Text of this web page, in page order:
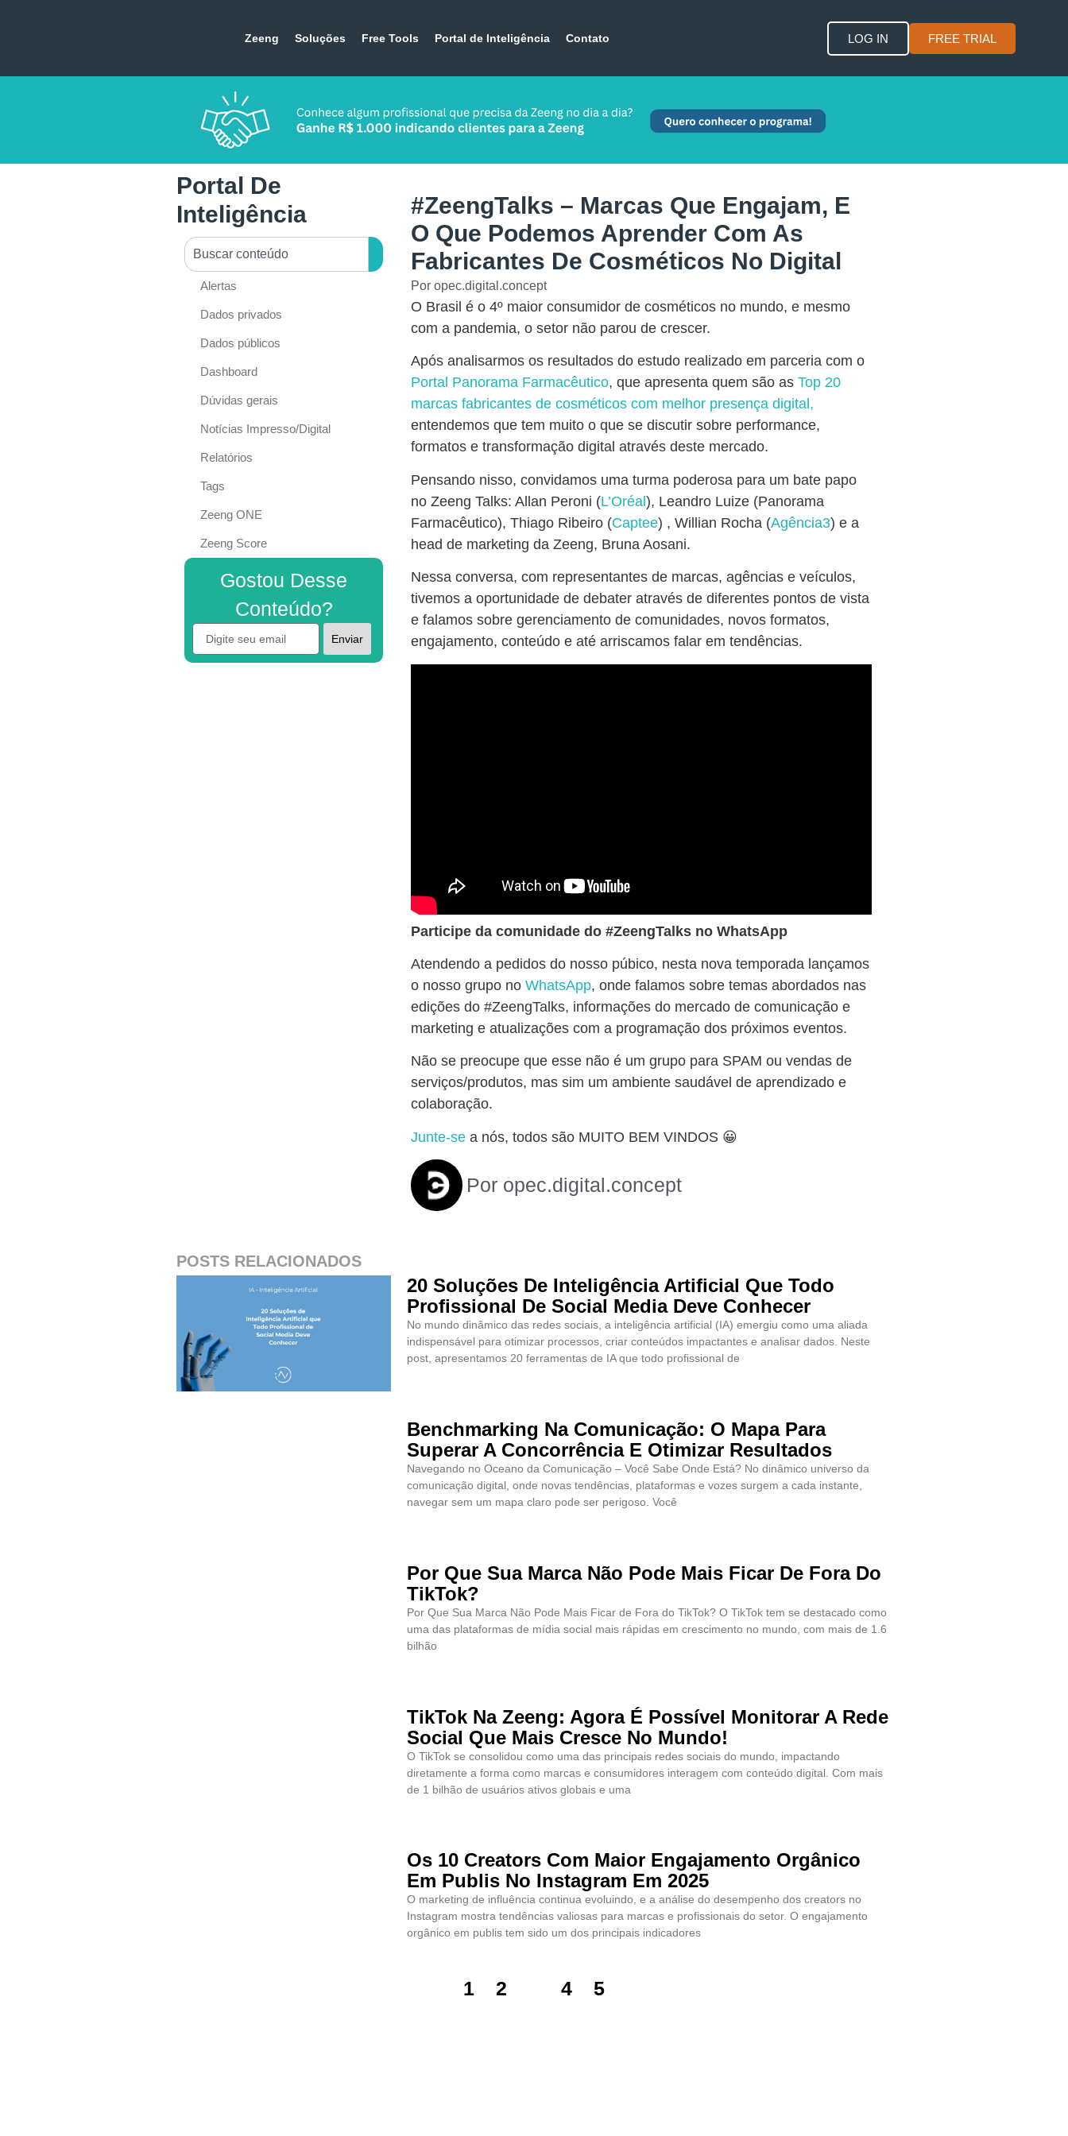
Zeeng Soluções Free Tools Portal de Inteligência Contato LOG IN FREE TRIAL
Portal De
Inteligência
Alertas
Dados privados
Dados públicos
Dashboard
Dúvidas gerais
Notícias Impresso/Digital
Relatórios
Tags
Zeeng ONE
Zeeng Score
Gostou Desse
Conteúdo?
Enviar
Alternative:
#ZeengTalks – Marcas Que Engajam, E
O Que Podemos Aprender Com As
Fabricantes De Cosméticos No Digital
Por opec.digital.concept
O Brasil é o 4º maior consumidor de cosméticos no mundo, e mesmo
com a pandemia, o setor não parou de crescer.
Após analisarmos os resultados do estudo realizado em parceria com o
Portal Panorama Farmacêutico, que apresenta quem são as Top 20
marcas fabricantes de cosméticos com melhor presença digital,
entendemos que tem muito o que se discutir sobre performance,
formatos e transformação digital através deste mercado.
Pensando nisso, convidamos uma turma poderosa para um bate papo
no Zeeng Talks: Allan Peroni (L’Oréal), Leandro Luize (Panorama
Farmacêutico), Thiago Ribeiro (Captee) , Willian Rocha (Agência3) e a
head de marketing da Zeeng, Bruna Aosani.
Nessa conversa, com representantes de marcas, agências e veículos,
tivemos a oportunidade de debater através de diferentes pontos de vista
e falamos sobre gerenciamento de comunidades, novos formatos,
engajamento, conteúdo e até arriscamos falar em tendências.
Participe da comunidade do #ZeengTalks no WhatsApp
Atendendo a pedidos do nosso púbico, nesta nova temporada lançamos
o nosso grupo no WhatsApp, onde falamos sobre temas abordados nas
edições do #ZeengTalks, informações do mercado de comunicação e
marketing e atualizações com a programação dos próximos eventos.
Não se preocupe que esse não é um grupo para SPAM ou vendas de
serviços/produtos, mas sim um ambiente saudável de aprendizado e
colaboração.
Junte-se a nós, todos são MUITO BEM VINDOS 😀
Por opec.digital.concept
POSTS RELACIONADOS
20 Soluções De Inteligência Artificial Que Todo
Profissional De Social Media Deve Conhecer
No mundo dinâmico das redes sociais, a inteligência artificial (IA) emergiu como uma aliada
indispensável para otimizar processos, criar conteúdos impactantes e analisar dados. Neste
post, apresentamos 20 ferramentas de IA que todo profissional de
Benchmarking Na Comunicação: O Mapa Para
Superar A Concorrência E Otimizar Resultados
Navegando no Oceano da Comunicação – Você Sabe Onde Está? No dinâmico universo da
comunicação digital, onde novas tendências, plataformas e vozes surgem a cada instante,
navegar sem um mapa claro pode ser perigoso. Você
Por Que Sua Marca Não Pode Mais Ficar De Fora Do
TikTok?
Por Que Sua Marca Não Pode Mais Ficar de Fora do TikTok? O TikTok tem se destacado como
uma das plataformas de mídia social mais rápidas em crescimento no mundo, com mais de 1.6
bilhão
TikTok Na Zeeng: Agora É Possível Monitorar A Rede
Social Que Mais Cresce No Mundo!
O TikTok se consolidou como uma das principais redes sociais do mundo, impactando
diretamente a forma como marcas e consumidores interagem com conteúdo digital. Com mais
de 1 bilhão de usuários ativos globais e uma
Os 10 Creators Com Maior Engajamento Orgânico
Em Publis No Instagram Em 2025
O marketing de influência continua evoluindo, e a análise do desempenho dos creators no
Instagram mostra tendências valiosas para marcas e profissionais do setor. O engajamento
orgânico em publis tem sido um dos principais indicadores
1 2 4 5